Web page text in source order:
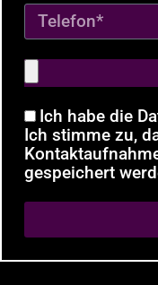
Ich habe die
Ich stimme zu,
gespeichert